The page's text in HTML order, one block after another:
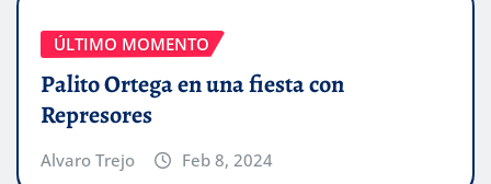
ÚLTIMO MOMENTO
Palito Ortega en una fiesta con
Represores
Alvaro Trejo Feb 8, 2024